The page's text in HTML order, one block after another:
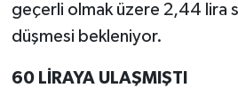
geçerli olmak üzere 2,44 lira
düşmesi bekleniyor.
60 LİRAYA ULAŞMIŞTI